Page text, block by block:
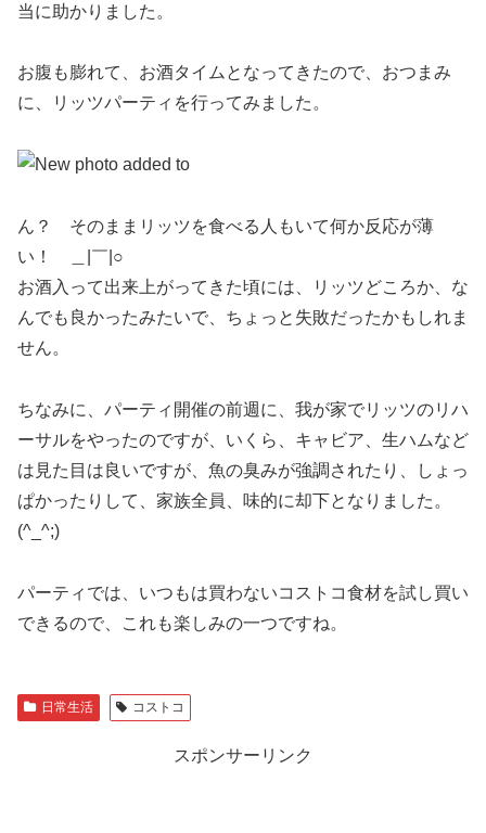
当に助かりました。
お腹も膨れて、お酒タイムとなってきたので、おつまみ
に、リッツパーティを行ってみました。
ん？ そのままリッツを食べる人もいて何か反応が薄
い！ ＿|￣|○
お酒入って出来上がってきた頃には、リッツどころか、な
んでも良かったみたいで、ちょっと失敗だったかもしれま
せん。
ちなみに、パーティ開催の前週に、我が家でリッツのリハ
ーサルをやったのですが、いくら、キャビア、生ハムなど
は見た目は良いですが、魚の臭みが強調されたり、しょっ
ぱかったりして、家族全員、味的に却下となりました。
(^_^;)
パーティでは、いつもは買わないコストコ食材を試し買い
できるので、これも楽しみの一つですね。
日常生活 コストコ
スポンサーリンク